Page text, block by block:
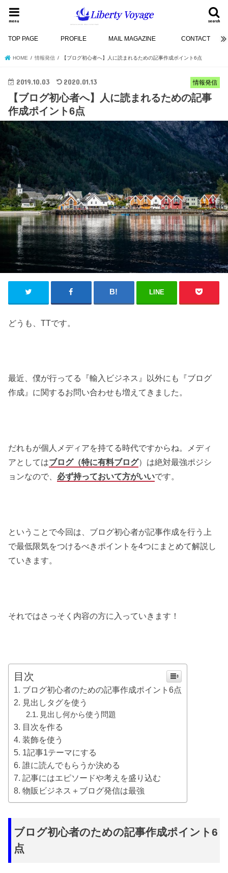
search
menu
TOP PAGE PROFILE MAIL MAGAZINE CONTACT
HOME 情報発信 【ブログ初心者へ】人に読まれるための記事作成ポイント6点
情報発信
2019.10.03 2020.01.13
【ブログ初心者へ】人に読まれるための記事
作成ポイント6点
LINE
どうも、TTです。
最近、僕が行ってる『輸入ビジネス』以外にも『ブログ
作成』に関するお問い合わせも増えてきました。
だれもが個人メディアを持てる時代ですからね。メディ
アとしてはブログ（特に有料ブログ）は絶対最強ポジシ
ョンなので、 必ず持っておいて方がいいです。
ということで今回は、ブログ初心者が記事作成を行う上
で最低限気をつけるべきポイントを4つにまとめて解説し
ていきます。
それではさっそく内容の方に入っていきます！
目次
ブログ初心者のための記事作成ポイント6点
見出しタグを使う
見出し何から使う問題
目次を作る
装飾を使う
1記事1テーマにする
誰に読んでもらうか決める
記事にはエピソードや考えを盛り込む
物販ビジネス＋ブログ発信は最強
ブログ初心者のための記事作成ポイント6
点